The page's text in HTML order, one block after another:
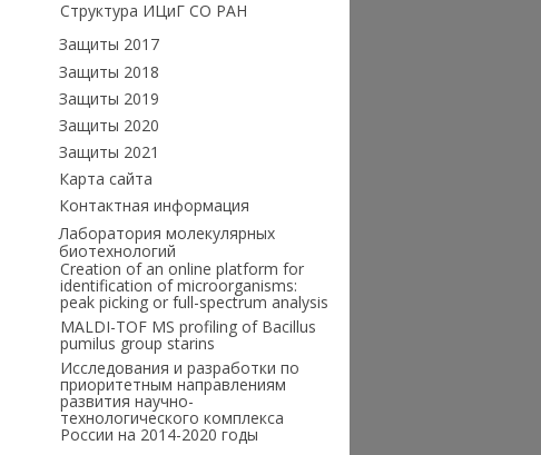
Структура ИЦиГ СО РАН
Защиты 2017
Защиты 2018
Защиты 2019
Защиты 2020
Защиты 2021
Карта сайта
Контактная информация
Лаборатория молекулярных
биотехнологий
Creation of an online platform for
identification of microorganisms:
peak picking or full-spectrum analysis
MALDI-TOF MS profiling of Bacillus
pumilus group starins
Исследования и разработки по
приоритетным направлениям
развития научно-
технологического комплекса
России на 2014-2020 годы